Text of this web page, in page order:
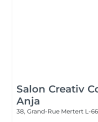
Salon Creativ
Anja
38, Grand-Rue Mertert L-